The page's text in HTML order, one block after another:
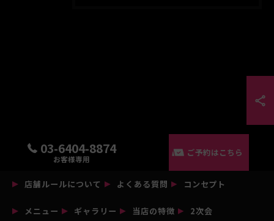
03-6404-8874
お客様専用
ご予約はこちら
店舗ルールについて よくある質問 コンセプト
メニュー ギャラリー 当店の特徴 2次会